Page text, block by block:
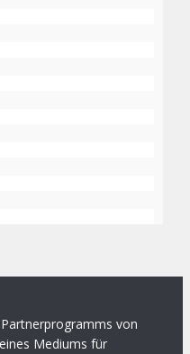
von
Mediums für